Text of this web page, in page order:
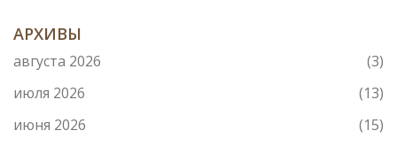
АРХИВЫ
августа 2026
(3)
июля 2026
(13)
июня 2026
(15)